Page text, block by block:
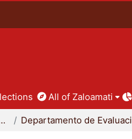
All of Zaloamati
Artes para el Diseño